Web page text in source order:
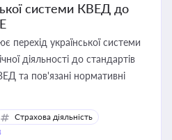
системи КВЕД до
перехід української системи
діяльності до стандартів
та пов'язані нормативні
Страхова діяльність